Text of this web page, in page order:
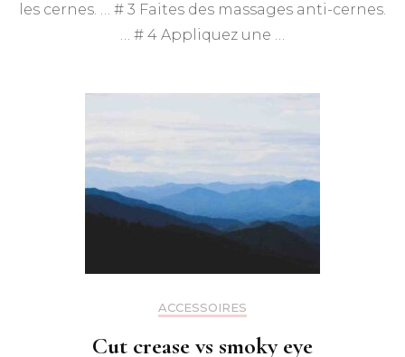
les cernes. … # 3 Faites des massages anti-cernes.
… # 4 Appliquez une …
ACCESSOIRES
Cut crease vs smoky eye